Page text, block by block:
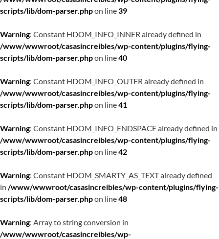
scripts/lib/dom-parser.phpon line39
Warning: Constant HDOM_INFO_INNER already defined in
/www/wwwroot/casasincreibles/wp-content/plugins/flying-
scripts/lib/dom-parser.phpon line40
Warning: Constant HDOM_INFO_OUTER already defined in
/www/wwwroot/casasincreibles/wp-content/plugins/flying-
scripts/lib/dom-parser.phpon line41
Warning: Constant HDOM_INFO_ENDSPACE already defined in
/www/wwwroot/casasincreibles/wp-content/plugins/flying-
scripts/lib/dom-parser.phpon line42
Warning: Constant HDOM_SMARTY_AS_TEXT already defined
in /www/wwwroot/casasincreibles/wp-content/plugins/flying-
scripts/lib/dom-parser.phpon line48
Warning: Array to string conversion in
/www/wwwroot/casasincreibles/wp-